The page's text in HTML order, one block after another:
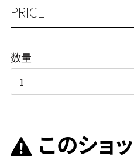
PRICE
数量
このショ